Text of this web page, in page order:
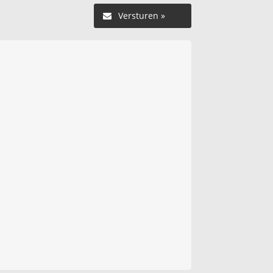
Versturen »